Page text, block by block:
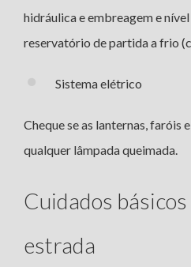
hidráulica e embreagem e
reservatório de partida a frio
Sistema elétrico
Cheque se as lanternas, faróis
qualquer lâmpada queimada.
Cuidados básicos
estrada